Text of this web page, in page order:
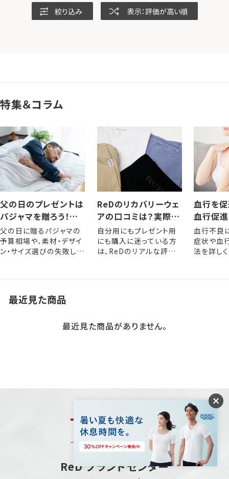
絞り込み 表示：評価が高い順
特集＆コラム
父の日のプレゼントは
パジャマを贈ろう！選
び方やおすすめアイテ
ム
父の日に贈るパジャマの
予算相場や、素材・デザイ
ン・サイズ選びの失敗しな
ReDのリカバリーウェ
アの口コミは？実際に
着用した人の評判・レ
ビュー
自分用にもプレゼント用
にも購入に迷っている方
は、ReDのリアルな評判
血行を
血行促
きるメリ
な方法
血行不良
症状や血
法を詳し
最近見た商品
最近見た商品がありません。
お問い合わせ
ReD ブランドセンター